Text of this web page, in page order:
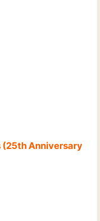
(25th Anniversary